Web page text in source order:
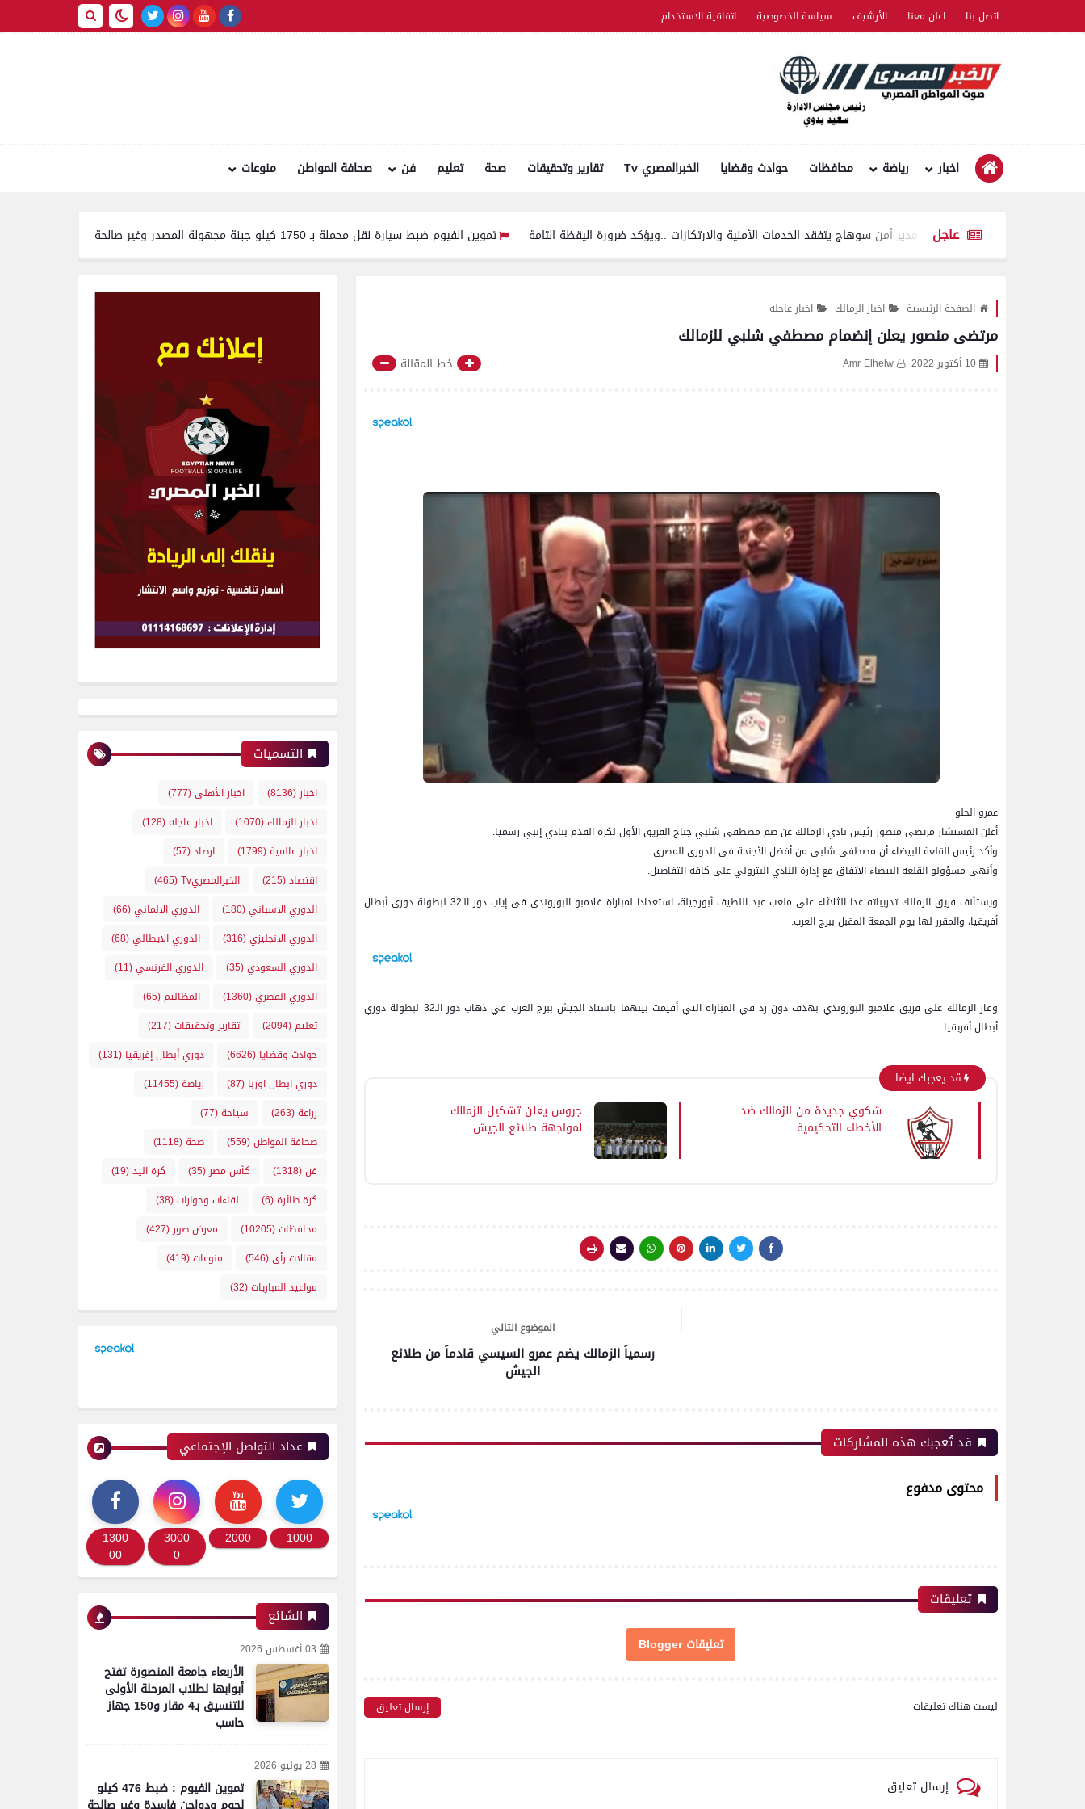
اتصل بنا اعلن معنا الأرشيف سياسة الخصوصية اتفاقية الاستخدام
اخبار رياضة محافظات حوادث وقضايا الخبرالمصري Tv تقارير وتحقيقات صحة تعليم فن صحافة المواطن منوعات
عاجل
مدير أمن سوهاج يتفقد الخدمات الأمنية والارتكازات ..ويؤكد ضرورة اليقظة التامة تموين الفيوم ضبط سيارة نقل محملة بـ 1750 كيلو جبنة مجهولة المصدر وغير صالحة للاستهلاك الآدمي
الصفحة الرئيسية اخبار الزمالك اخبار عاجله
مرتضى منصور يعلن إنضمام مصطفي شلبي للزمالك
10 أكتوبر 2022 Amr Elhelw خط المقالة
عمرو الحلو
أعلن المستشار مرتضى منصور رئيس نادي الزمالك عن ضم مصطفى شلبي جناح الفريق الأول لكرة القدم بنادي إنبي رسميا.
وأكد رئيس القلعة البيضاء أن مصطفى شلبي من أفضل الأجنحة في الدوري المصري.
وأنهى مسؤولو القلعة البيضاء الاتفاق مع إدارة النادي البترولي على كافة التفاصيل.
ويستأنف فريق الزمالك تدريباته غدا الثلاثاء على ملعب عبد اللطيف أبورجيلة، استعدادا لمباراة فلامبو البوروندي في إياب دور الـ32 لبطولة دوري أبطال
أفريقيا، والمقرر لها يوم الجمعة المقبل ببرج العرب.
وفاز الزمالك على فريق فلامبو البوروندي بهدف دون رد في المباراة التي أقيمت بينهما باستاد الجيش ببرج العرب في ذهاب دور الـ32 لبطولة دوري
أبطال أفريقيا
قد يعجبك ايضا
شكوي جديدة من الزمالك ضد
الأخطاء التحكيمية
جروس يعلن تشكيل الزمالك
لمواجهة طلائع الجيش
الموضوع التالي
رسمياً الزمالك يضم عمرو السيسي قادماً من طلائع
الجيش
قد تُعجبك هذه المشاركات
محتوى مدفوع
تعليقات
تعليقات Blogger
ليست هناك تعليقات إرسال تعليق
إرسال تعليق
التسميات
اخبار (8136) اخبار الأهلي(777)
اخبار الزمالك(1070) اخبار عاجله(128)
اخبار عالمية(1799) ارصاد(57)
اقتصاد(215) الخبرالمصريTv
(465)
الدوري الاسباني(180) الدوري الالماني(66)
الدوري الانجليزي(316) الدوري الايطالي(68)
الدوري السعودي(35) الدوري الفرنسي(11)
الدوري المصري(1360) المظاليم(65)
تعليم(2094) تقارير وتحقيقات(217)
حوادث وقضايا (6626) دوري أبطال إفريقيا (131)
دوري ابطال اوربا (87) رياضة(11455)
زراعة(263) سياحة(77)
صحافة المواطن(559) صحة(1118)
فن(1318) كأس مصر (35) كرة اليد(19)
كرة طائرة(6) لقاءات وحوارات(38)
محافظات(10205) معرض صور (427)
مقالات رأي(546) منوعات(419)
مواعيد المباريات(32)
عداد التواصل الإجتماعي
1000
2000
3000
0
1300
00
الشائع
03 أغسطس 2026
الأربعاء جامعة المنصورة تفتح
أبوابها لطلاب المرحلة الأولى
للتنسيق بـ4 مقار و150 جهاز
حاسب
28 يوليو 2026
تموين الفيوم : ضبط 476 كيلو